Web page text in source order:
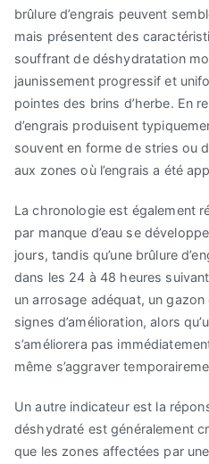
brûlure d’engrais peuvent
mais présentent des
souffrant de déshydratation
jaunissement progressif et
pointes des brins d’herbe. En
d’engrais produisent
souvent en forme de stries ou
aux zones où l’engrais a été
La chronologie est également
par manque d’eau se
jours, tandis qu’une brûlure
dans les 24 à 48 heures
un arrosage adéquat, un
signes d’amélioration, alors
s’améliorera pas
même s’aggraver
Un autre indicateur est la
déshydraté est généralement
que les zones affectées par